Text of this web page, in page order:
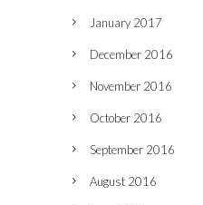
January 2017
December 2016
November 2016
October 2016
September 2016
August 2016